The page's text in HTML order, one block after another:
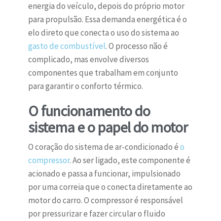
energia do veículo, depois do próprio motor
para propulsão. Essa demanda energética é o
elo direto que conecta o uso do sistema ao
gasto de combustível. O processo não é
complicado, mas envolve diversos
componentes que trabalham em conjunto
para garantir o conforto térmico.
O funcionamento do
sistema e o papel do motor
O coração do sistema de ar-condicionado éo
compressor. Ao ser ligado, este componente é
acionado e passa a funcionar, impulsionado
por uma correia que o conecta diretamente ao
motor do carro. O compressor é responsável
por pressurizar e fazer circular o fluido